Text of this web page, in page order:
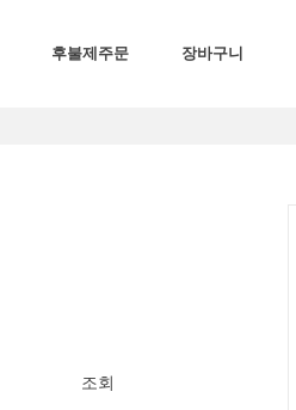
후불제주문 장바구니
조회